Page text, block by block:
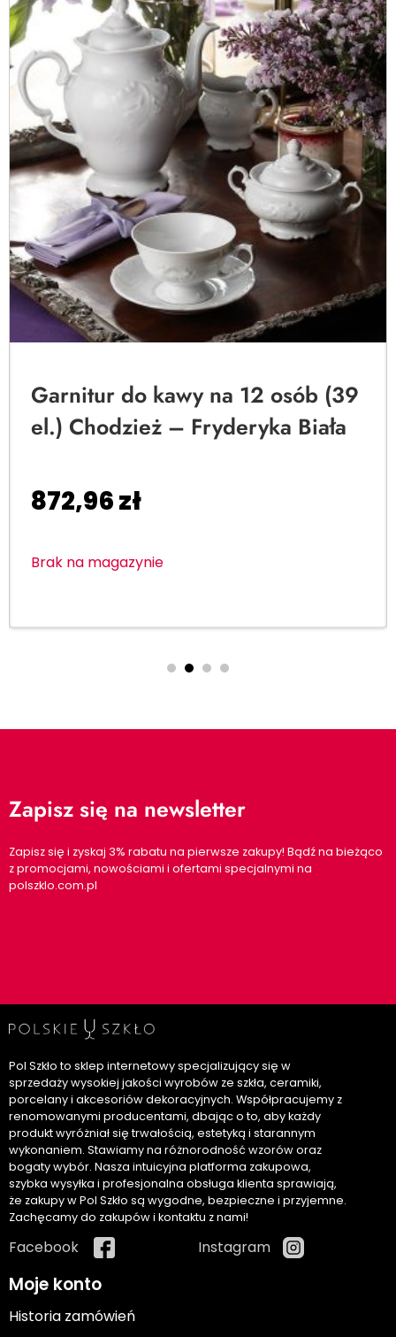
Garnitur do kawy na 12 osób (39
el.) Chodzież – Fryderyka Biała
872,96zł
Brak na magazynie
Zapisz się na newsletter
Zapisz się i zyskaj 3% rabatu na pierwsze zakupy! Bądź na bieżąco
z promocjami, nowościami i ofertami specjalnymi na
polszklo.com.pl
Pol Szkło to sklep internetowy specjalizujący się w
sprzedaży wysokiej jakości wyrobów ze szkła, ceramiki,
porcelany i akcesoriów dekoracyjnych. Współpracujemy z
renomowanymi producentami, dbając o to, aby każdy
produkt wyróżniał się trwałością, estetyką i starannym
wykonaniem. Stawiamy na różnorodność wzorów oraz
bogaty wybór. Nasza intuicyjna platforma zakupowa,
szybka wysyłka i profesjonalna obsługa klienta sprawiają,
że zakupy w Pol Szkło są wygodne, bezpieczne i przyjemne.
Zachęcamy do zakupów i kontaktu z nami!
Facebook Instagram
Moje konto
Historia zamówień